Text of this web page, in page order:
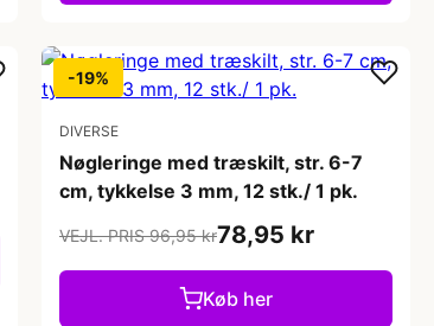
-19%
DIVERSE
Nøgleringe med træskilt, str. 6-7
cm, tykkelse 3 mm, 12 stk./ 1 pk.
VEJL. PRIS 96,95 kr78,95 kr
Køb her